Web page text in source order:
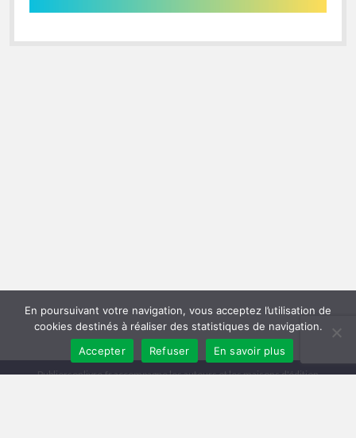
Publiersonlivre.fr accompagne les auteurs et les maisons d'édition
En poursuivant votre navigation, vous acceptez l’utilisation de
cookies destinés à réaliser des statistiques de navigation.
Accepter
Refuser En savoir plus